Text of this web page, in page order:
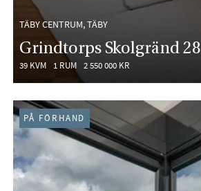
TÄBY CENTRUM, TÄBY
Grindtorps Skolgränd 28
39 KVM 1 RUM 2 550 000 KR
PÅ FÖRHAND